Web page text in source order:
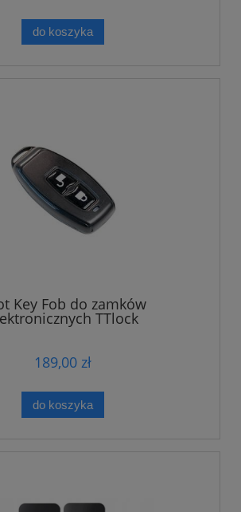
do koszyka
Key Fob do zamków
TTlock
189,00 zł
do koszyka